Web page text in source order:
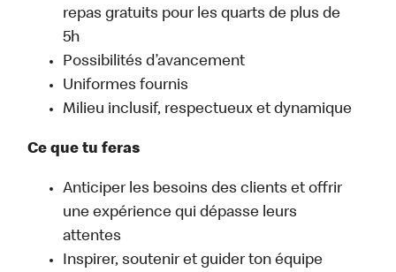
repas gratuits pour les quarts de plus de
5h
Possibilités d’avancement
Uniformes fournis
Milieu inclusif, respectueux et dynamique
Ce que tu feras
Anticiper les besoins des clients et offrir
une expérience qui dépasse leurs
attentes
Inspirer, soutenir et guider ton équipe